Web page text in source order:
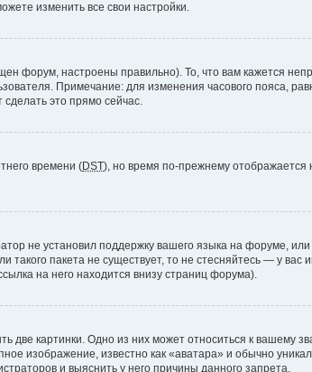
изменить все свои настройки.
форум, настроены правильно). То, что вам кажется
Примечание: для изменения часового пояса,
это прямо сейчас.
времени (DST), но время по-прежнему отображается
не установил поддержку вашего языка на форуме,
такого пакета не существует, то не стесняйтесь — у
на него находится внизу страниц форума).
две картинки. Одно из них может относиться к вашему
изображение, известно как «аватара» и обычно
и выяснить у него причины данного запрета.